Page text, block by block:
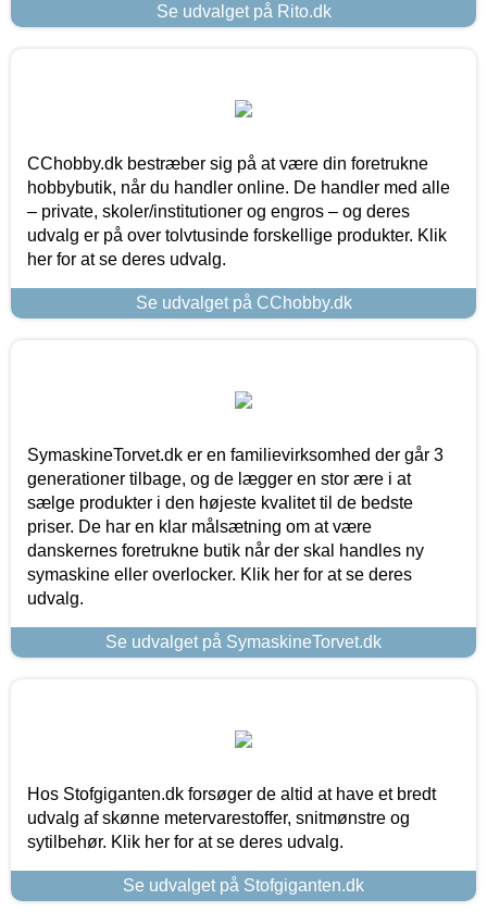
Se udvalget på Rito.dk
CChobby.dk bestræber sig på at være din foretrukne
hobbybutik, når du handler online. De handler med alle
– private, skoler/institutioner og engros – og deres
udvalg er på over tolvtusinde forskellige produkter. Klik
her for at se deres udvalg.
Se udvalget på CChobby.dk
SymaskineTorvet.dk er en familievirksomhed der går 3
generationer tilbage, og de lægger en stor ære i at
sælge produkter i den højeste kvalitet til de bedste
priser. De har en klar målsætning om at være
danskernes foretrukne butik når der skal handles ny
symaskine eller overlocker. Klik her for at se deres
udvalg.
Se udvalget på SymaskineTorvet.dk
Hos Stofgiganten.dk forsøger de altid at have et bredt
udvalg af skønne metervarestoffer, snitmønstre og
sytilbehør. Klik her for at se deres udvalg.
Se udvalget på Stofgiganten.dk